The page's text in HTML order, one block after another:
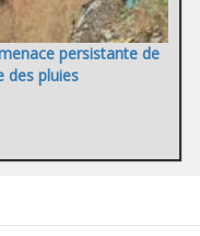
persistante de
des pluies